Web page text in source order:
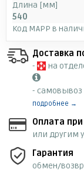
Длина [мм]
540
Код MAPP в
Доставка
-
на
- самовывоз
подробнее →
Оплата
или другим
Гарантия
обмен/